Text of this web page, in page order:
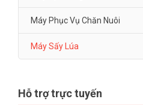
Máy Phục Vụ Chăn Nuôi
Máy Sấy Lúa
Hỗ trợ trực tuyến